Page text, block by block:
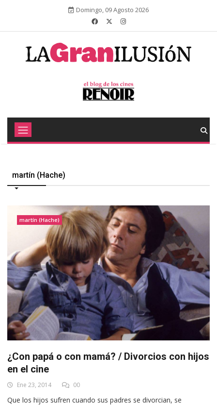
Domingo, 09 Agosto 2026
martín (Hache)
martín (Hache)
¿Con papá o con mamá? / Divorcios con hijos
en el cine
Ene 23, 2014 00
Que los hijos sufren cuando sus padres se divorcian, se